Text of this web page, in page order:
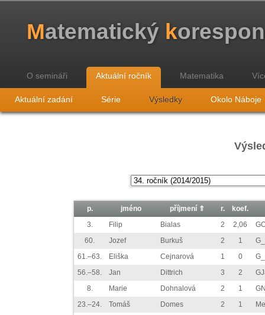
Matematický k
O semináři Aktuální ročník Matematika
Aktuální zadání Série Výsledky Okolo Náboje
p. jméno příjmení ⇑ r.
koef.
3.
Filip Bialas 2 2,06
60.
Jozef Burkuš 2 1
61.–63.
Eliška Cejnarová 1 0
56.–58.
Jan Dittrich 3 2
8.
Marie Dohnalová 2 1
23.–24.
Tomáš Domes 2 1